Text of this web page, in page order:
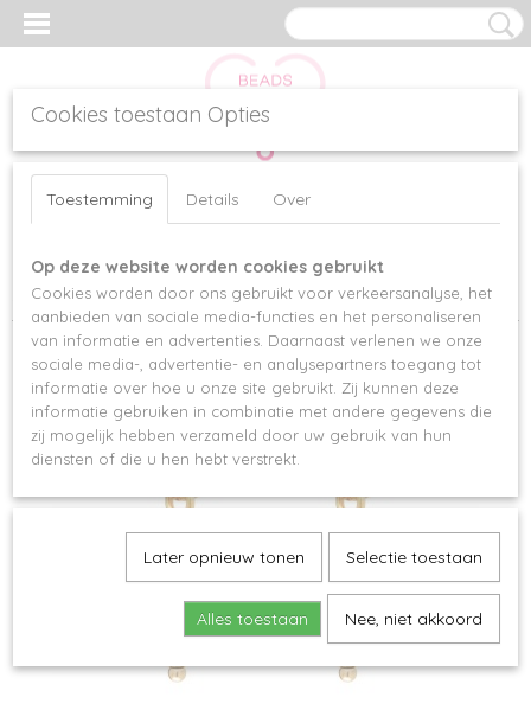
Inloggen Registreren
Home >Oorbellen>OORRINGEN ORANGE STONES (Stainless
Steel / RVS)
Cookies toestaan Opties
Toestemming Details Over
Op deze website worden cookies gebruikt
Cookies worden door ons gebruikt voor verkeersanalyse, het
aanbieden van sociale media-functies en het personaliseren
van informatie en advertenties. Daarnaast verlenen we onze
sociale media-, advertentie- en analysepartners toegang tot
informatie over hoe u onze site gebruikt. Zij kunnen deze
informatie gebruiken in combinatie met andere gegevens die
zij mogelijk hebben verzameld door uw gebruik van hun
diensten of die u hen hebt verstrekt.
Later opnieuw tonen Selectie toestaan
Alles toestaan Nee, niet akkoord